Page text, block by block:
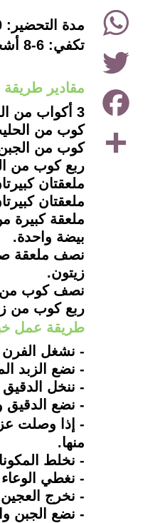
Share
Facebook
Twitter
WhatsApp
مدة التحضير: 50-60 دقيقة.
تكفي: 6-8 أشخاص.
مقادير
3 أكواب من الدقيق.
كوب من
كوب من
ربع كوب من
ملعقتان
ملعقتان
ملعقة كبيرة
بيضة واحدة.
نصف ملعقة
زيتون.
نصف كوب من
ربع كوب من
طريقة عمل
- نشغل الفرن
- نضع الزبد
- ننخل
- نضع الدقيق
- إذا وصلت
منها.
- نخلط المكونات
- نغطي
- نخرج
- نضع الجبن